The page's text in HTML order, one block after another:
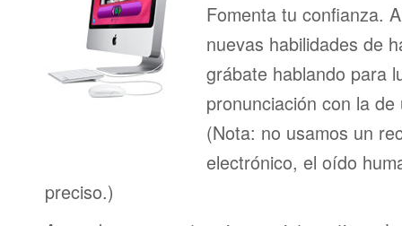
Fomenta tu confianza.
nuevas habilidades de
grábate hablando para
pronunciación con la
(Nota: no usamos un
electrónico, el oído
preciso.)